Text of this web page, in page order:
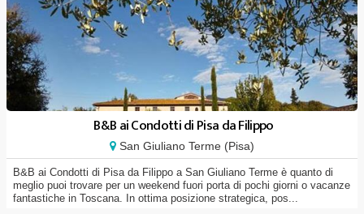
B&B ai Condotti di Pisa da Filippo
San Giuliano Terme (Pisa)
B&B ai Condotti di Pisa da Filippo a San Giuliano Terme è quanto di
meglio puoi trovare per un weekend fuori porta di pochi giorni o vacanze
fantastiche in Toscana. In ottima posizione strategica, pos...